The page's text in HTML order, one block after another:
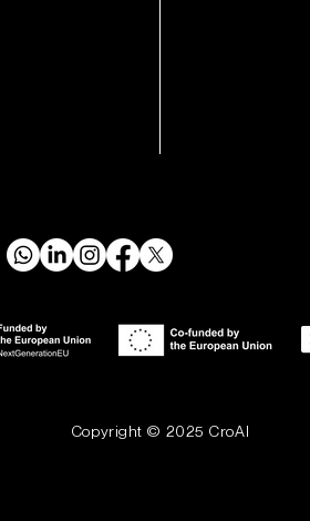
Copyright © 2025 CroAI